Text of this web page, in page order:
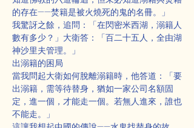
的存在——焚籍是被火燒死的鬼的名冊。」
我驚訝之餘，追問：「在閃密米西湖，溺籍人
數有多少？」大衛答：「百二十五人，全由湖
神沙里夫管理。」
出溺籍的困局
當我問起大衛如何脫離溺籍時，他答道：「要
出溺籍，需等待替身，猶如一家公司名額固
定，進一個，才能走一個。若無人進來，誰也
不能走。」